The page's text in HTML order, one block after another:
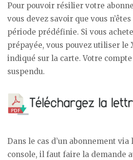
Pour pouvoir résilier votre
vous devez savoir que vous n’êtes
période prédéfinie. Si vous
prépayée, vous pouvez utiliser le
indiqué sur la carte. Votre
suspendu.
Dans le cas d’un abonnement
console, il faut faire la demande